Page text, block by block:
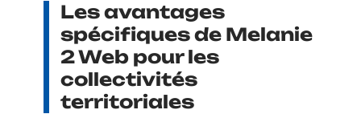
Les avantages
spécifiques de Melanie
2 Web pour les
collectivités
territoriales